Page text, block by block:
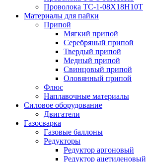
Проволока ТС-1-08Х18Н10Т
Материалы для пайки
Припой
Мягкий припой
Серебряный припой
Твердый припой
Медный припой
Свинцовый припой
Оловянный припой
Флюс
Наплавочные материалы
Силовое оборудование
Двигатели
Газосварка
Газовые баллоны
Редукторы
Редуктор аргоновый
Редуктор ацетиленовый